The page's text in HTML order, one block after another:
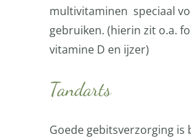
multivitaminen speciaal
gebruiken. (hierin zit o.a.
vitamine D en ijzer)
Tandarts
Goede gebitsverzorging is